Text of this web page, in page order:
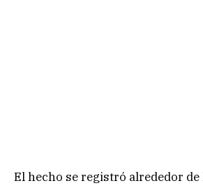
El hecho se registró alrededor de